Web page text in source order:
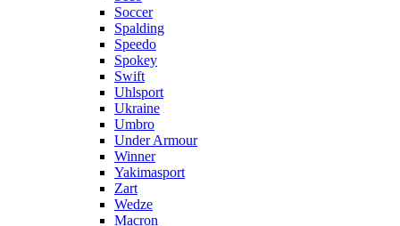
Soccer
Spalding
Speedo
Spokey
Swift
Uhlsport
Ukraine
Umbro
Under Armour
Winner
Yakimasport
Zart
Wedze
Macron